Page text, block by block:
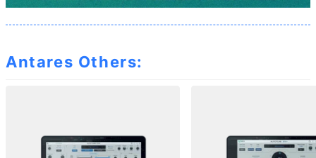
Antares Others: